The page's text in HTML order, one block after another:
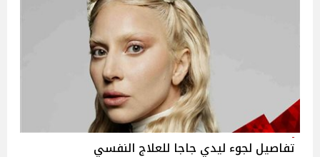
تفاصيل لجوء ليدي جاجا للعلاج النفسي